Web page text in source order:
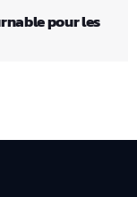
pour les